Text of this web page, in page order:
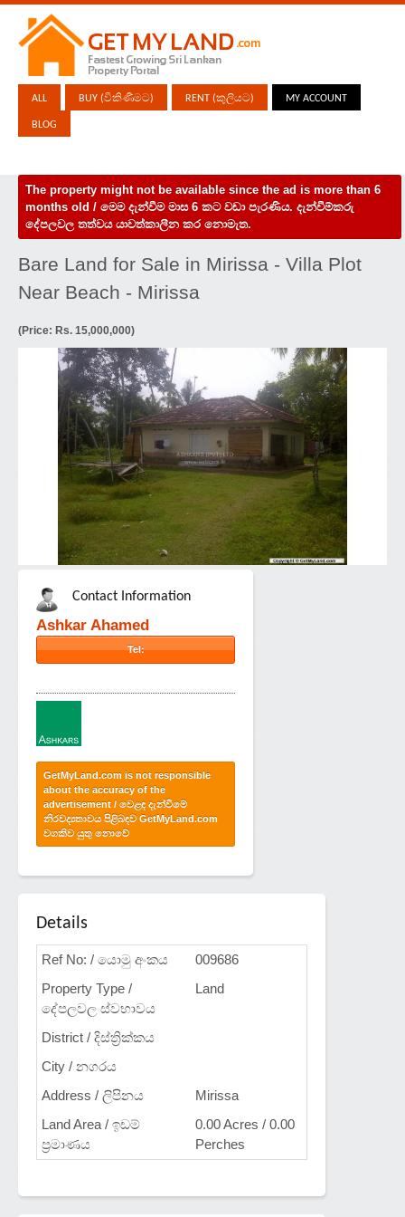
ALL BUY (විකිණීමට) RENT (කුලියට) MY ACCOUNT
BLOG
The property might not be available since the ad is more than 6
months old / මෙම දැන්වීම මාස 6 කට වඩා පැරණිය. දැන්වීම්කරු
දේපලවල තත්වය යාවත්කාලීන කර නොමැත.
Bare Land for Sale in Mirissa - Villa Plot
Near Beach - Mirissa
(Price: Rs. 15,000,000)
Contact Information
Ashkar Ahamed
Tel:
GetMyLand.com is not responsible
about the accuracy of the
advertisement / වෙළඳ දැන්වීමේ
නිරවද්‍යතාවය පිළිබඳව GetMyLand.com
වගකිව යුතු නොවේ
Details
Ref No: / යොමු අංකය
009686
Property Type /
දේපලවල ස්වභාවය
Land
District / දිස්ත්‍රික්කය
City / නගරය
Address / ලිපිනය
Mirissa
Land Area / ඉඩම්
ප්‍රමාණය
0.00 Acres / 0.00
Perches